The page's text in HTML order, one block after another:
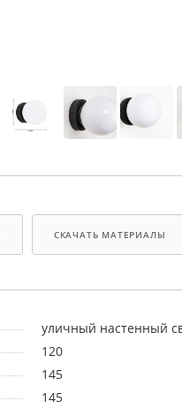
СКАЧАТЬ МАТЕРИАЛЫ
уличный настенный
120
145
145